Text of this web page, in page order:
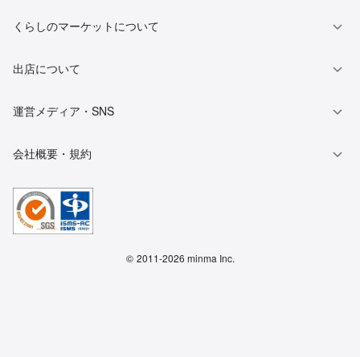
くらしのマーケットについて
出店について
運営メディア・SNS
会社概要・規約
© 2011-2026 minma Inc.